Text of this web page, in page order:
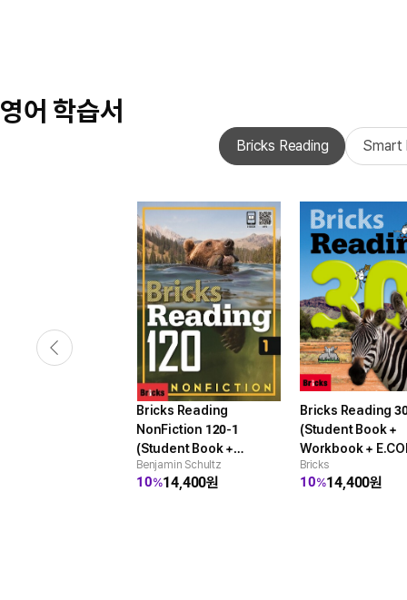
영어 학습서
Bricks Reading Smart
Bricks Reading
NonFiction 120-1
(Student Book +
Workbook + E.CODE)
Benjamin Schultz
10%14,400원
Bricks Reading
(Student Book +
Workbook +
Bricks
10%14,400원